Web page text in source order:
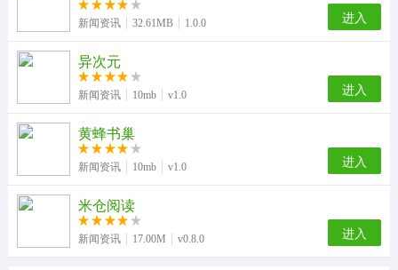
新闻资讯 32.61MB 1.0.0 进入
异次元
新闻资讯 10mb v1.0 进入
黄蜂书巢
新闻资讯 10mb v1.0 进入
米仓阅读
新闻资讯 17.00M v0.8.0 进入